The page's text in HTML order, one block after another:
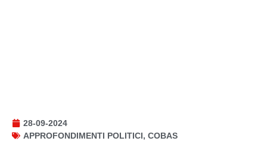
28-09-2024
APPROFONDIMENTI POLITICI, COBAS